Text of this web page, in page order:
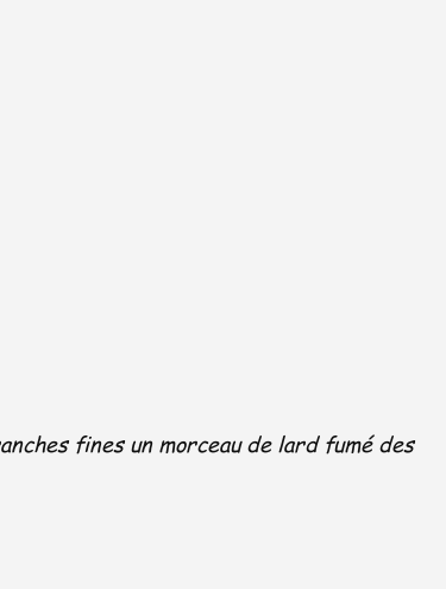
fines un morceau de lard fumé des